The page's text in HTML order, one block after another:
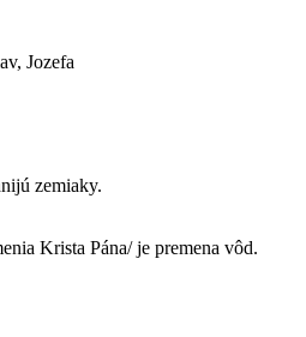
Jozefa
zemiaky.
Krista Pána/ je premena vôd.